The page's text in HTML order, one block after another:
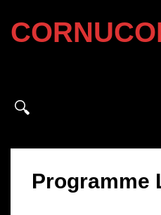
Programme